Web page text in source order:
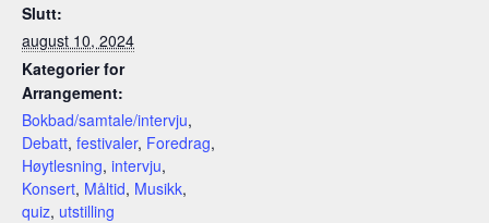
Slutt:
august 10, 2024
Kategorier for
Arrangement:
Bokbad/samtale/intervju,
Debatt, festivaler, Foredrag,
Høytlesning, intervju,
Konsert, Måltid, Musikk,
quiz, utstilling